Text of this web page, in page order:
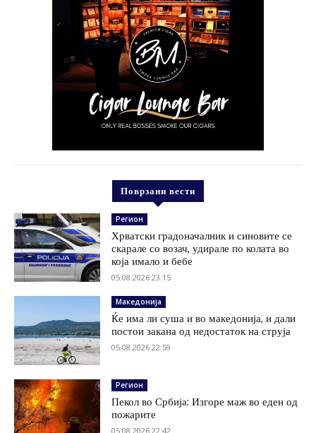
Поврзани вести
Регион
Хрватски градоначалник и синовите се
скарале со возач, удирале по колата во
која имало и бебе
05.08.2026 23:15
Македонија
Ќе има ли суша и во македонија, и дали
постои закана од недостаток на струја
05.08.2026 22:59
Регион
Пекол во Србија: Изгоре маж во еден од
пожарите
05.08.2026 22:42